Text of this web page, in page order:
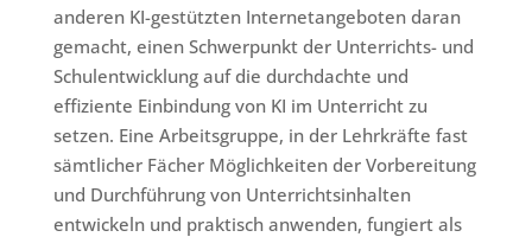
anderen KI-gestützten Internetangeboten daran
gemacht, einen Schwerpunkt der Unterrichts- und
Schulentwicklung auf die durchdachte und
effiziente Einbindung von KI im Unterricht zu
setzen. Eine Arbeitsgruppe, in der Lehrkräfte fast
sämtlicher Fächer Möglichkeiten der Vorbereitung
und Durchführung von Unterrichtsinhalten
entwickeln und praktisch anwenden, fungiert als